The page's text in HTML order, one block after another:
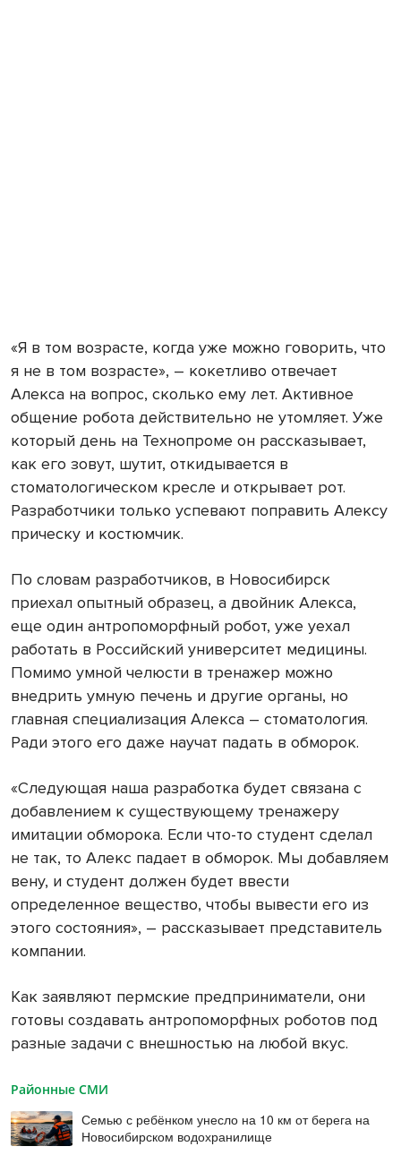
«Я в том возрасте, когда уже можно говорить, что
я не в том возрасте», – кокетливо отвечает
Алекса на вопрос, сколько ему лет. Активное
общение робота действительно не утомляет. Уже
который день на Технопроме он рассказывает,
как его зовут, шутит, откидывается в
стоматологическом кресле и открывает рот.
Разработчики только успевают поправить Алексу
прическу и костюмчик.
По словам разработчиков, в Новосибирск
приехал опытный образец, а двойник Алекса,
еще один антропоморфный робот, уже уехал
работать в Российский университет медицины.
Помимо умной челюсти в тренажер можно
внедрить умную печень и другие органы, но
главная специализация Алекса – стоматология.
Ради этого его даже научат падать в обморок.
«Следующая наша разработка будет связана с
добавлением к существующему тренажеру
имитации обморока. Если что-то студент сделал
не так, то Алекс падает в обморок. Мы добавляем
вену, и студент должен будет ввести
определенное вещество, чтобы вывести его из
этого состояния», – рассказывает представитель
компании.
Как заявляют пермские предприниматели, они
готовы создавать антропоморфных роботов под
разные задачи с внешностью на любой вкус.
Районные СМИ
Семью с ребёнком унесло на 10 км от берега на
Новосибирском водохранилище